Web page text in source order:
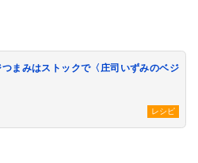
つまみはストックで〈庄司いずみのベジ
レシピ